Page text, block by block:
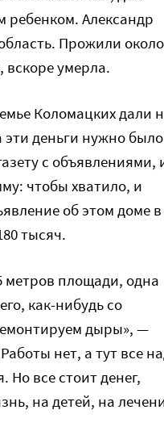
ребенком. Александр
Прожили около
вскоре умерла.
Коломацких дали
эти деньги нужно было
с объявлениями,
чтобы хватило, и
об этом доме в
тысяч.
метров площади, одна
как-нибудь со
дыры», —
нет, а тут все
все стоит денег,
на детей, на